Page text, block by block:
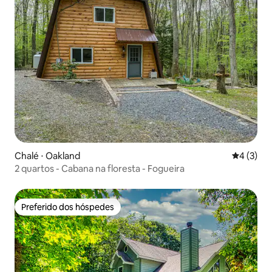
Chalé ⋅ Oakland 4 de
4 (3)
2 quartos - Cabana na floresta - Fogueira
Preferido dos hóspedes
Preferido dos hóspedes